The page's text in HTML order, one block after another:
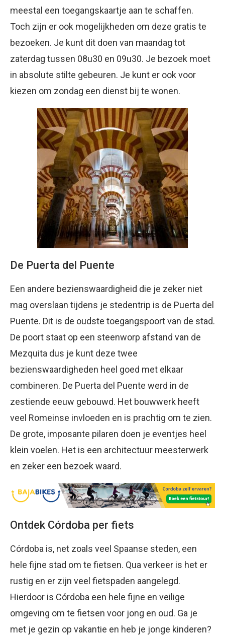
meestal een toegangskaartje aan te schaffen.
Toch zijn er ook mogelijkheden om deze gratis te
bezoeken. Je kunt dit doen van maandag tot
zaterdag tussen 08u30 en 09u30. Je bezoek moet
in absolute stilte gebeuren. Je kunt er ook voor
kiezen om zondag een dienst bij te wonen.
De Puerta del Puente
Een andere bezienswaardigheid die je zeker niet
mag overslaan tijdens je stedentrip is de Puerta del
Puente. Dit is de oudste toegangspoort van de stad.
De poort staat op een steenworp afstand van de
Mezquita dus je kunt deze twee
bezienswaardigheden heel goed met elkaar
combineren. De Puerta del Puente werd in de
zestiende eeuw gebouwd. Het bouwwerk heeft
veel Romeinse invloeden en is prachtig om te zien.
De grote, imposante pilaren doen je eventjes heel
klein voelen. Het is een architectuur meesterwerk
en zeker een bezoek waard.
Ontdek Córdoba per fiets
Córdoba is, net zoals veel Spaanse steden, een
hele fijne stad om te fietsen. Qua verkeer is het er
rustig en er zijn veel fietspaden aangelegd.
Hierdoor is Córdoba een hele fijne en veilige
omgeving om te fietsen voor jong en oud. Ga je
met je gezin op vakantie en heb je jonge kinderen?